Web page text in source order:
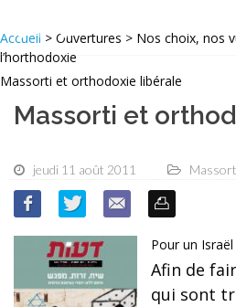
Accueil > Ouvertures > Nos choix, nos
l’horthodoxie
Massorti et orthodoxie libérale
Massorti et
jeudi 11 août 2011
Pour un
Afin de
qui sont